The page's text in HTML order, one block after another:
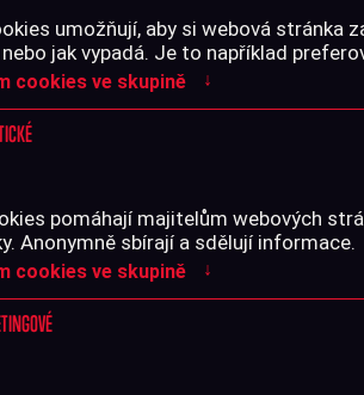
umožňují, aby si webová stránka
jak vypadá. Je to například
cookies ve skupině ↓
pomáhají majitelům webových
Anonymně sbírají a sdělují informace.
cookies ve skupině ↓